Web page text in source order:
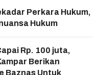
Perkara Hukum,
Hukum
Rp. 100 juta,
Berikan
Baznas Untuk